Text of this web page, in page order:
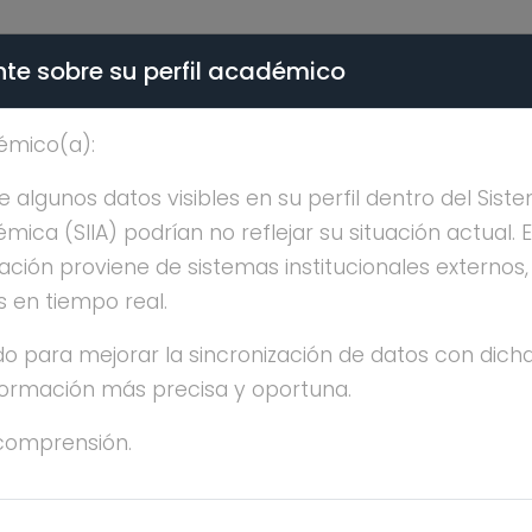
- PÚBLICO
MANUEL SANCHEZ
sobre su perfil académico
algunos datos visibles en su perfil dentro del
(SIIA) podrían no reflejar su situación actual.
proviene de sistemas institucionales
en tiempo real.
para mejorar la sincronización de datos con
más precisa y oportuna.